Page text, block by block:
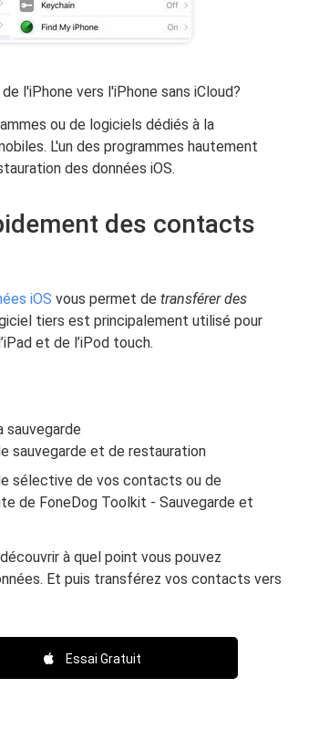
l'iPhone vers l'iPhone sans iCloud?
ou de logiciels dédiés à la
L'un des programmes hautement
des données iOS.
des contacts
iOS vous permet de transférer des
tiers est principalement utilisé pour
et de l’iPod touch.
sauvegarde et de restauration
sélective de vos contacts ou de
de FoneDog Toolkit - Sauvegarde et
à quel point vous pouvez
Et puis transférez vos contacts vers
Essai Gratuit